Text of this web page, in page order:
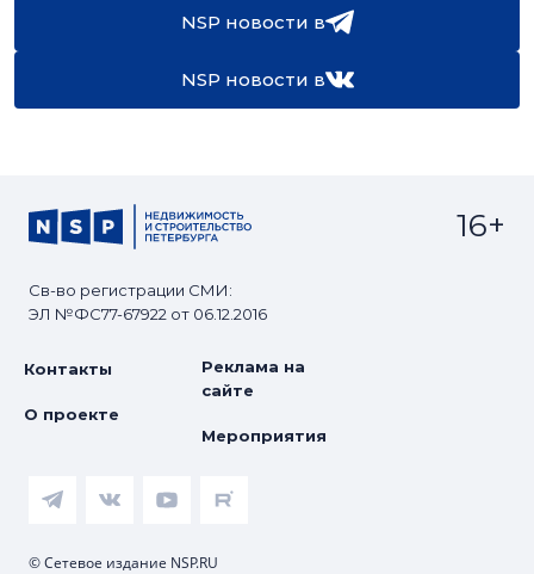
NSP новости в
NSP новости в
Св-во регистрации СМИ:
ЭЛ №ФС77-67922 от 06.12.2016
16+
Контакты
О проекте
Реклама на
сайте
Мероприятия
© Сетевое издание NSP.RU